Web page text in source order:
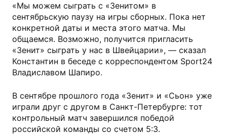
«Мы можем сыграть с «Зенитом» в
сентябрьскую паузу на игры сборных. Пока нет
конкретной даты и места этого матча. Мы
общаемся. Возможно, получится пригласить
«Зенит» сыграть у нас в Швейцарии», — сказал
Константин в беседе с корреспондентом Sport24
Владиславом Шапиро.
В сентябре прошлого года «Зенит» и «Сьон» уже
играли друг с другом в Санкт-Петербурге: тот
контрольный матч завершился победой
российской команды со счетом 5:3.